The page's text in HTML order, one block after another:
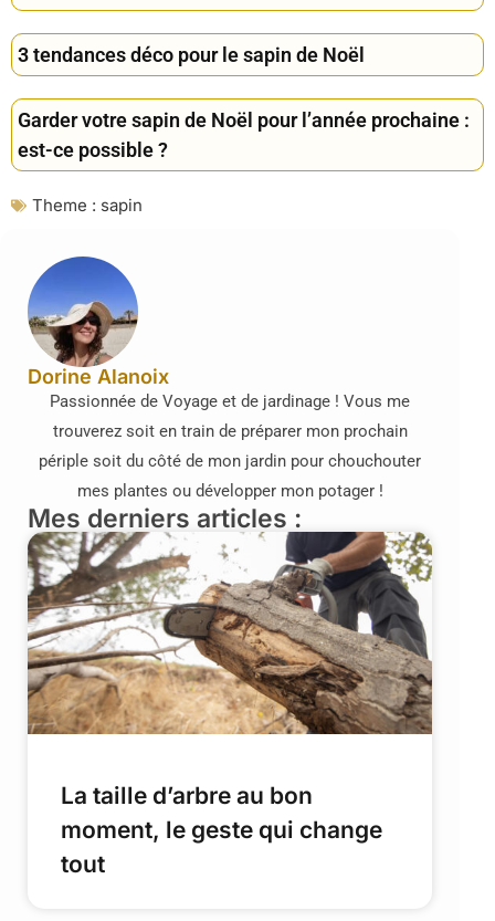
3 tendances déco pour le sapin de Noël
Garder votre sapin de Noël pour l’année prochaine :
est-ce possible ?
Theme : sapin
Dorine Alanoix
Passionnée de Voyage et de jardinage ! Vous me
trouverez soit en train de préparer mon prochain
périple soit du côté de mon jardin pour chouchouter
mes plantes ou développer mon potager !
Mes derniers articles :
La taille d’arbre au bon
moment, le geste qui change
tout